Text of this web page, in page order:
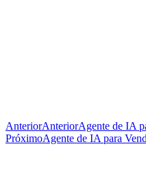
AnteriorAnteriorAgente de IA
PróximoAgente de IA para